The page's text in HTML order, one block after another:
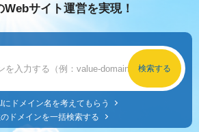
facebook
x
サポート
ライブチャット
Webサイト運営を実現！
にドメイン名を考えてもらう
ドメインを一括検索する